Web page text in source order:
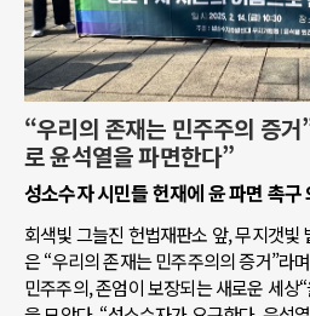
“우리의 존재는 민주주의 증
로 윤석열을 파면한다”
성소수자 시민들 헌재에 윤 파면 촉구
회색빛 그늘진 헌법재판소 앞, 무지갯빛
은 “우리의 존재는 민주주의의 증거”라
민주주의, 존엄이 보장되는 새로운 세상